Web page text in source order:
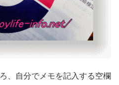
、自分でメモを記入する空欄